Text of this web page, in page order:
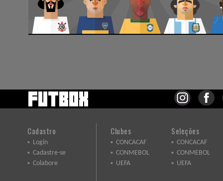
Cadastro
Login
Cadastre-se
Colabore
Clubes
CONCACAF
CONMEBOL
UEFA
Seleções
CONCACAF
CONMEBOL
UEFA